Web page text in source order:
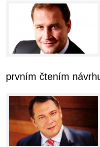
prvním čtením